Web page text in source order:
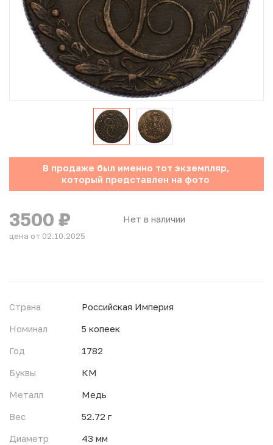
Юбилейные монеты Банка России (с 1999 года)
Памятные и инвестиционные монеты СССР и России
Иностранные монеты
Неофициальные выпуски монет (Unusual)
Античные и средневековые монеты
Наборы монет
Инвестиционные монеты
В продаже был именно тот экземпляр,
который представлен на фото
Нет в наличии
3500 ₽
цена от 02.10.2025
Страна
Российская Империя
Номинал
5 копеек
Год
1782
Буквы
КМ
Металл
Медь
Вес
52.72 г
Диаметр
43 мм